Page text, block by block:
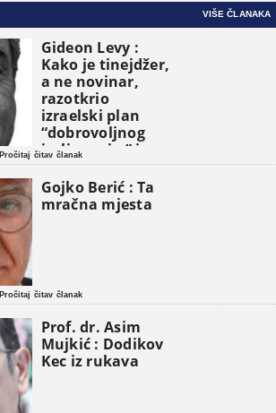
VIŠE ČLANAKA
Gideon Levy :
Kako je tinejdžer,
a ne novinar,
razotkrio
izraelski plan
“dobrovoljnog
iseljavanja ” iz
Gaze
Pročitaj čitav članak
Gojko Berić : Ta
mračna mjesta
Pročitaj čitav članak
Prof. dr. Asim
Mujkić : Dodikov
Kec iz rukava